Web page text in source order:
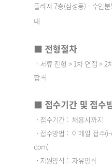
플라자 7층(삼성동) - 수인
내
■ 전형절차
ㆍ서류 전형 > 1차 면접 >
합격
■ 접수기간 및 접수
ㆍ접수기간 : 채용시까지
ㆍ접수방법 : 이메일 접수
com)
ㆍ지원양식 : 자유양식